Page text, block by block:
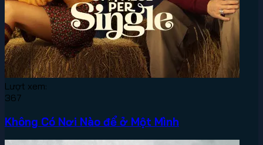
Lượt xem:
367
Không Có Nơi Nào để ở Một Mình